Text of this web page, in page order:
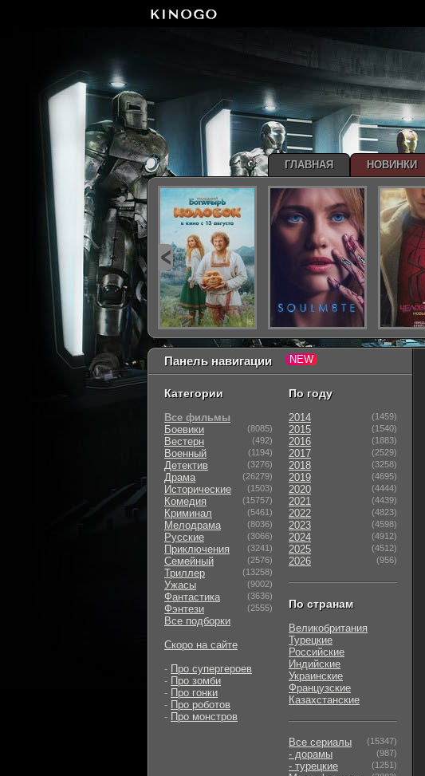
Панель навигации
Категории
Все фильмы
Боевики
(8085)
Вестерн (492)
Военный (1194)
Детектив (3276)
Драма (26279)
Исторические (1503)
Комедия (15757)
Криминал (5461)
Мелодрама (8036)
Русские (3066)
Приключения (3241)
Семейный (2576)
Триллер (13258)
Ужасы (9002)
Фантастика (3636)
Фэнтези (2555)
Все подборки
Скоро на сайте
- Про супергероев
- Про зомби
- Про гонки
- Про роботов
- Про монстров
По году
2014 (1459)
2015 (1540)
2016 (1883)
2017 (2529)
2018 (3258)
2019 (4695)
2020 (4444)
2021 (4439)
2022 (4823)
2023 (4598)
2024 (4912)
2025 (4512)
2026 (956)
По странам
Великобритания
Турецкие
Российские
Индийские
Украинские
Французские
Казахстанские
Все сериалы (15347)
- дорамы (987)
- турецкие (1251)
ГЛАВНАЯ НОВИНКИ